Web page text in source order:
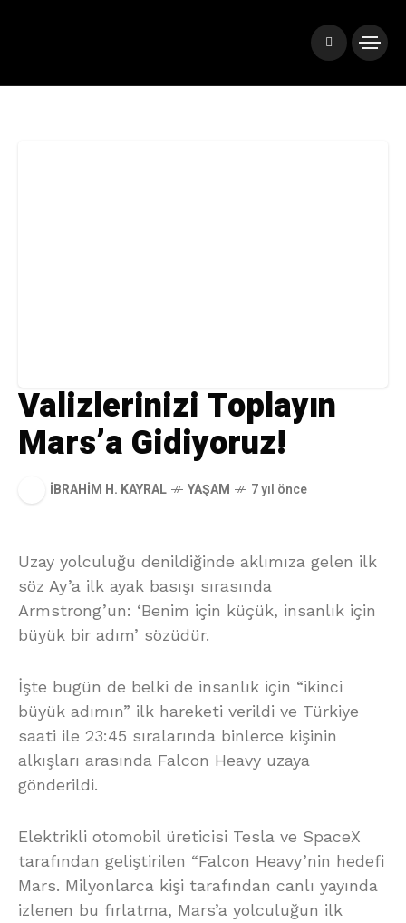
Valizlerinizi Toplayın
Mars’a Gidiyoruz!
İBRAHIM H. KAYRAL YAŞAM 7 yıl önce
Uzay yolculuğu denildiğinde aklımıza gelen ilk
söz Ay’a ilk ayak basışı sırasında
Armstrong’un: ‘Benim için küçük, insanlık için
büyük bir adım’ sözüdür.
İşte bugün de belki de insanlık için “ikinci
büyük adımın” ilk hareketi verildi ve Türkiye
saati ile 23:45 sıralarında binlerce kişinin
alkışları arasında Falcon Heavy uzaya
gönderildi.
Elektrikli otomobil üreticisi Tesla ve SpaceX
tarafından geliştirilen “Falcon Heavy’nin hedefi
Mars. Milyonlarca kişi tarafından canlı yayında
izlenen bu fırlatma, Mars’a yolculuğun ilk